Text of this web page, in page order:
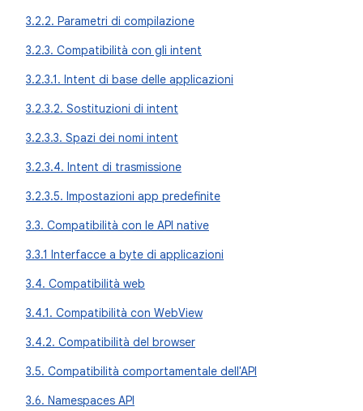
3.2.2. Parametri di compilazione
3.2.3. Compatibilità con gli intent
3.2.3.1. Intent di base delle applicazioni
3.2.3.2. Sostituzioni di intent
3.2.3.3. Spazi dei nomi intent
3.2.3.4. Intent di trasmissione
3.2.3.5. Impostazioni app predefinite
3.3. Compatibilità con le API native
3.3.1 Interfacce a byte di applicazioni
3.4. Compatibilità web
3.4.1. Compatibilità con WebView
3.4.2. Compatibilità del browser
3.5. Compatibilità comportamentale dell'API
3.6. Namespaces API